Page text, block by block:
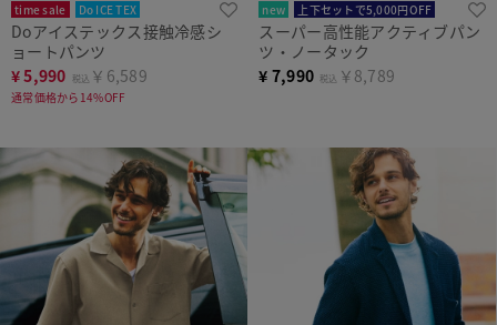
time sale
Do ICE TEX
まとめ買い対象
Doアイステックス接触冷感シ
ョートパンツ
¥5,990 税込 ￥6,589
通常価格から14%OFF
new 上下セットで5,000円OFF
スーパー高性能アクティブパン
ツ・ノータック
¥ 7,990 税込 ￥8,789